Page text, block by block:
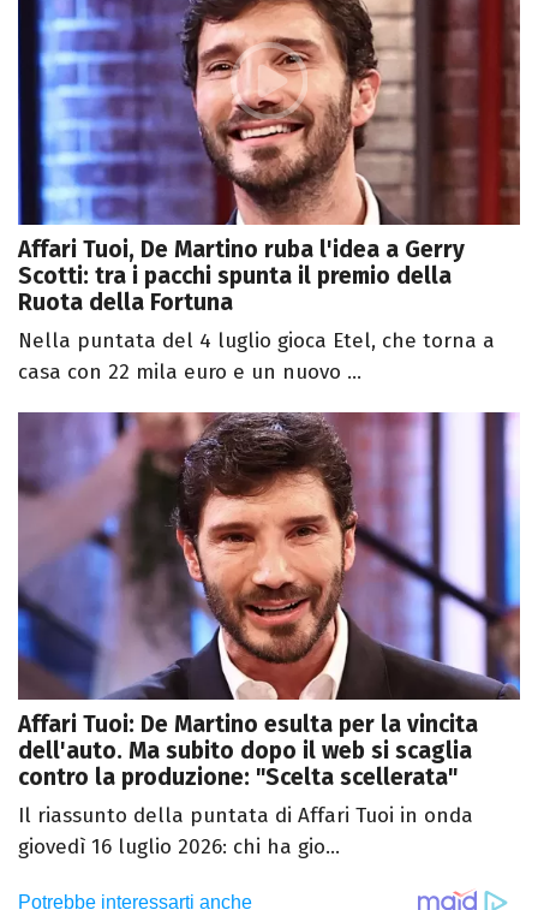
Affari Tuoi, De Martino ruba l'idea a Gerry
Scotti: tra i pacchi spunta il premio della
Ruota della Fortuna
Nella puntata del 4 luglio gioca Etel, che torna a
casa con 22 mila euro e un nuovo ...
Affari Tuoi: De Martino esulta per la vincita
dell'auto. Ma subito dopo il web si scaglia
contro la produzione: "Scelta scellerata"
Il riassunto della puntata di Affari Tuoi in onda
giovedì 16 luglio 2026: chi ha gio...